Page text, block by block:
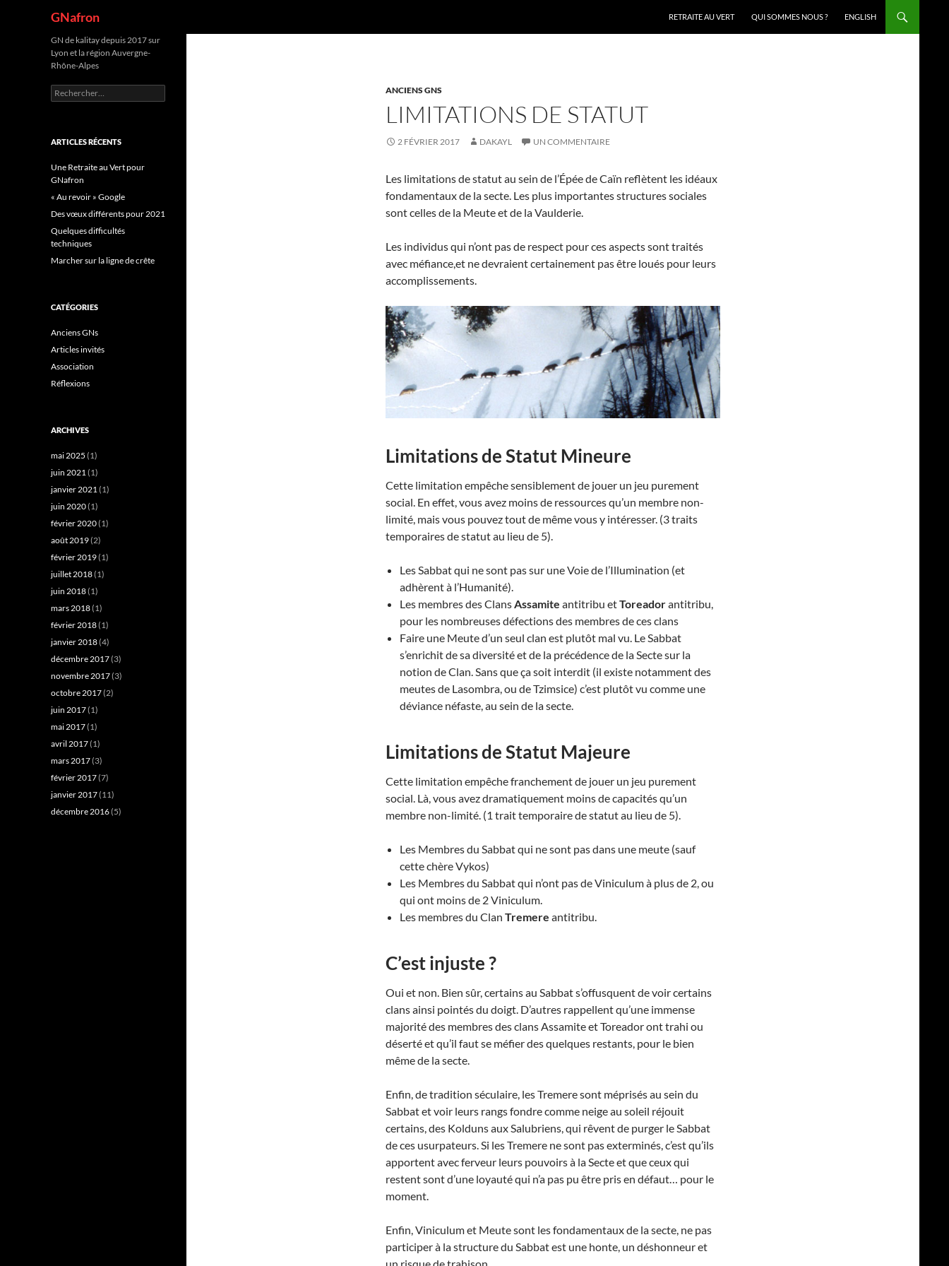
GNafron RETRAITE AU VERT QUI SOMMES NOUS ? ENGLISH
ANCIENS GNS
LIMITATIONS DE STATUT
2 FÉVRIER 2017 DAKAYL UN COMMENTAIRE
Les limitations de statut au sein de l’Épée de Caïn reflètent les idéaux
fondamentaux de la secte. Les plus importantes structures sociales
sont celles de la Meute et de la Vaulderie.
Les individus qui n’ont pas de respect pour ces aspects sont traités
avec méfiance,et ne devraient certainement pas être loués pour leurs
accomplissements.
Limitations de StatutMineure
Cette limitation empêche sensiblement de jouer un jeu purement
social. En effet, vous avez moins de ressources qu’un membre non-
limité, mais vous pouvez tout de même vous y intéresser. (3 traits
temporaires de statut au lieu de 5).
Les Sabbat qui ne sont pas sur une Voie de l’Illumination (et
adhèrent à l’Humanité).
Les membres des Clans Assamite antitribu etToreadorantitribu,
pour les nombreuses défections des membres de ces clans
Faire une Meute d’un seul clan est plutôt mal vu. Le Sabbat
s’enrichit de sa diversité et de la précédence de la Secte sur la
notion de Clan. Sans que ça soit interdit (il existe notamment des
meutes de Lasombra, ou de Tzimsice) c’est plutôt vu comme une
déviance néfaste, au sein de la secte.
Limitations de Statut Majeure
Cette limitation empêche franchement de jouer un jeu purement
social. Là, vous avez dramatiquement moins de capacités qu’un
membre non-limité. (1 trait temporaire de statut au lieu de 5).
Les Membres du Sabbat qui ne sont pas dans une meute (sauf
cette chère Vykos)
Les Membres du Sabbat qui n’ont pas de Viniculum à plus de 2, ou
qui ont moins de 2 Viniculum.
Les membres du Clan Tremere antitribu.
C’est injuste ?
Oui et non. Bien sûr, certains au Sabbat s’offusquent de voir certains
clans ainsi pointés du doigt. D’autres rappellent qu’une immense
majorité des membres des clans Assamite et Toreador ont trahi ou
déserté et qu’il faut se méfier des quelques restants, pour le bien
même de la secte.
Enfin, de tradition séculaire, les Tremere sont méprisés au sein du
Sabbat et voir leurs rangs fondre comme neige au soleil réjouit
certains, des Kolduns aux Salubriens, qui rêvent de purger le Sabbat
de ces usurpateurs. Si les Tremere ne sont pas exterminés, c’est qu’ils
apportent avec ferveur leurs pouvoirs à la Secte et que ceux qui
restent sont d’une loyauté qui n’a pas pu être pris en défaut… pour le
moment.
Enfin, Viniculum et Meute sont les fondamentaux de la secte, ne pas
participer à la structure du Sabbat est une honte, un déshonneur et
un risque de trahison.
GN de kalitay depuis 2017 sur
Lyon et la région Auvergne-
Rhône-Alpes
Rechercher :
ARTICLES RÉCENTS
Une Retraite au Vert pour
GNafron
« Au revoir » Google
Des vœux différents pour 2021
Quelques difficultés
techniques
Marcher sur la ligne de crête
CATÉGORIES
Anciens GNs
Articles invités
Association
Réflexions
ARCHIVES
mai 2025 (1)
juin 2021(1)
janvier 2021(1)
juin 2020(1)
février 2020(1)
août 2019(2)
février 2019(1)
juillet 2018(1)
juin 2018(1)
mars 2018(1)
février 2018(1)
janvier 2018(4)
décembre 2017(3)
novembre 2017(3)
octobre 2017(2)
juin 2017(1)
mai 2017(1)
avril 2017(1)
mars 2017(3)
février 2017(7)
janvier 2017(11)
décembre 2016(5)